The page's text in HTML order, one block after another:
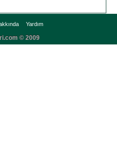
Yardım
© 2009